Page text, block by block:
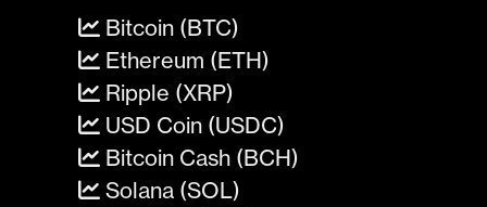
Bitcoin (BTC)
Ethereum (ETH)
Ripple (XRP)
USD Coin (USDC)
Bitcoin Cash (BCH)
Solana (SOL)